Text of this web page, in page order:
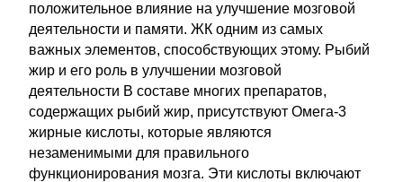
положительное влияние на улучшение мозговой
деятельности и памяти. ЖК одним из самых
важных элементов, способствующих этому. Рыбий
жир и его роль в улучшении мозговой
деятельности В составе многих препаратов,
содержащих рыбий жир, присутствуют Омега-3
жирные кислоты, которые являются
незаменимыми для правильного
функционирования мозга. Эти кислоты включают